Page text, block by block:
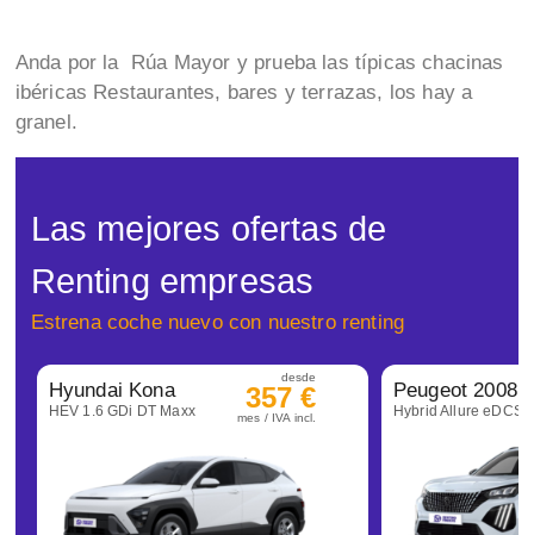
Anda por la Rúa Mayor y prueba las típicas chacinas
ibéricas Restaurantes, bares y terrazas, los hay a
granel.
Las mejores ofertas de
Renting empresas
Estrena coche nuevo con nuestro renting
Hyundai Kona
HEV 1.6 GDi DT Maxx
desde
357 €
mes / IVA incl.
Peugeot 2008
Hybrid Allure eDCS6